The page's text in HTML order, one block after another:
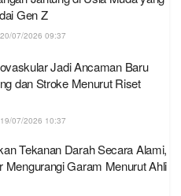
Gen Z
20/07/2026 09:37
Jadi Ancaman Baru
dan Stroke Menurut Riset
19/07/2026 10:37
Tekanan Darah Secara Alami,
Mengurangi Garam Menurut Ahli